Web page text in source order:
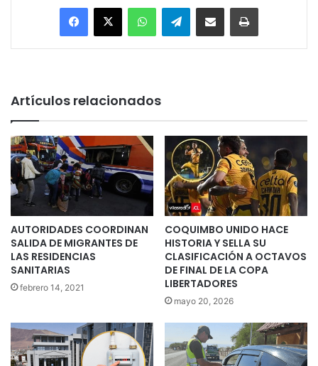
Facebook
X WhatsAppTelegramEnviar vía email Imprimir
Artículos relacionados
AUTORIDADES COORDINAN
SALIDA DE MIGRANTES DE
LAS RESIDENCIAS
SANITARIAS
febrero 14, 2021
COQUIMBO UNIDO HACE
HISTORIA Y SELLA SU
CLASIFICACIÓN A OCTAVOS
DE FINAL DE LA COPA
LIBERTADORES
mayo 20, 2026